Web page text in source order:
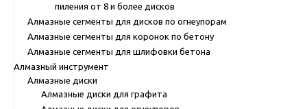
пиления от 8 и более дисков
Алмазные сегменты для дисков по огнеупорам
Алмазные сегменты для коронок по бетону
Алмазные сегменты для шлифовки бетона
Алмазный инструмент
Алмазные диски
Алмазные диски для графита